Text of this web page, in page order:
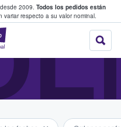
2009. Todos los pedidos están
variar respecto a su valor nominal.
StubHub:
fans